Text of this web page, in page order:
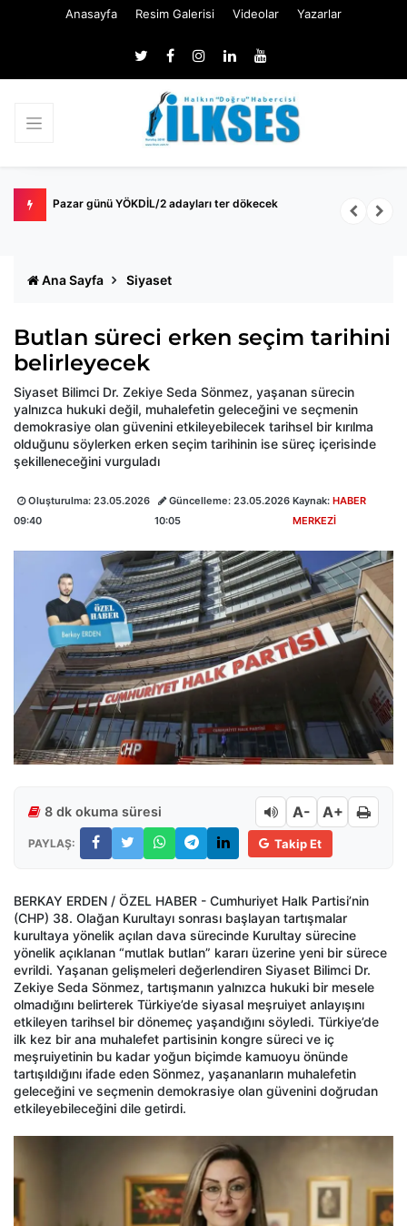
Anasayfa Resim Galerisi Videolar Yazarlar
Pazar günü YÖKDİL/2 adayları ter dökecek
Ana Sayfa Siyaset
Butlan süreci erken seçim tarihini
belirleyecek
Siyaset Bilimci Dr. Zekiye Seda Sönmez, yaşanan sürecin
yalnızca hukuki değil, muhalefetin geleceğini ve seçmenin
demokrasiye olan güvenini etkileyebilecek tarihsel bir kırılma
olduğunu söylerken erken seçim tarihinin ise süreç içerisinde
şekilleneceğini vurguladı
Oluşturulma: 23.05.2026
09:40
Güncelleme: 23.05.2026
10:05
Kaynak: HABER
MERKEZİ
8 dk okuma süresi A- A+
PAYLAŞ: Takip Et
BERKAY ERDEN / ÖZEL HABER - Cumhuriyet Halk Partisi’nin
(CHP) 38. Olağan Kurultayı sonrası başlayan tartışmalar
kurultaya yönelik açılan dava sürecinde Kurultay sürecine
yönelik açıklanan “mutlak butlan” kararı üzerine yeni bir sürece
evrildi. Yaşanan gelişmeleri değerlendiren Siyaset Bilimci Dr.
Zekiye Seda Sönmez, tartışmanın yalnızca hukuki bir mesele
olmadığını belirterek Türkiye’de siyasal meşruiyet anlayışını
etkileyen tarihsel bir dönemeç yaşandığını söyledi. Türkiye’de
ilk kez bir ana muhalefet partisinin kongre süreci ve iç
meşruiyetinin bu kadar yoğun biçimde kamuoyu önünde
tartışıldığını ifade eden Sönmez, yaşananların muhalefetin
geleceğini ve seçmenin demokrasiye olan güvenini doğrudan
etkileyebileceğini dile getirdi.